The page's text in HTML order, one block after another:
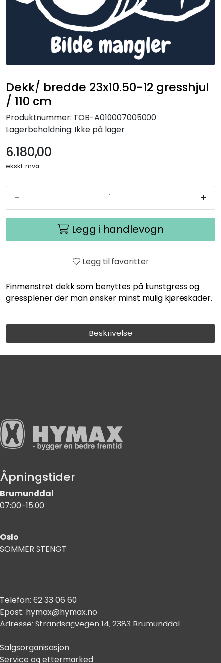
Dekk/ bredde 23x10.50-12 gresshjul
/ 110 cm
Produktnummer: TOB-A010007005000
Lagerbeholdning: Ikke på lager
6.180,00
ekskl. mva.
- +
Legg i handlevogn
Legg til favoritter
Finmønstret dekk som benyttes på kunstgress og
gressplener der man ønsker minst mulig kjøreskader.
Beskrivelse
Åpningstider
Brumunddal
07:00-15:00
Oslo
SOMMER STENGT
Telefon: 62 33 06 60
Epost: hymax@hymax.no
Adresse: Strandsagvegen 14, 2383 Brumunddal
Salgsorganisasjon
Service og ettermarked